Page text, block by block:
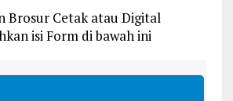
Brosur Cetak atau Digital
isi Form di bawah ini